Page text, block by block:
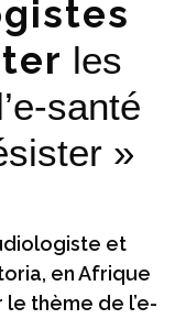
les
santé
»
et
en Afrique
thème de l’e-